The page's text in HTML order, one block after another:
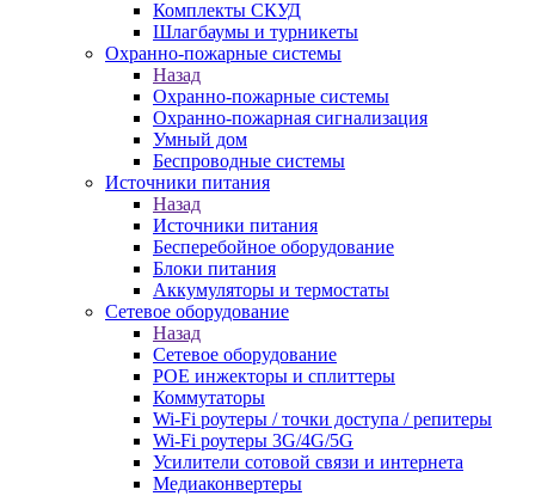
Комплекты СКУД
Шлагбаумы и турникеты
Охранно-пожарные системы
Назад
Охранно-пожарные системы
Охранно-пожарная сигнализация
Умный дом
Беспроводные системы
Источники питания
Назад
Источники питания
Бесперебойное оборудование
Блоки питания
Аккумуляторы и термостаты
Сетевое оборудование
Назад
Сетевое оборудование
POE инжекторы и сплиттеры
Коммутаторы
Wi-Fi роутеры / точки доступа / репитеры
Wi-Fi роутеры 3G/4G/5G
Усилители сотовой связи и интернета
Медиаконвертеры